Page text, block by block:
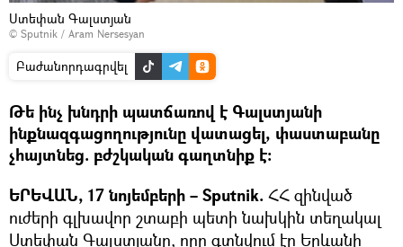
Ստեփան Գալստյան
© Sputnik / Aram Nersesyan
Բաժանորդագրվել
Թե ինչ խնդրի պատճառով է Գալստյանի
ինքնազգացողությունը վատացել, փաստաբանը
չհայտնեց. բժշկական գաղտնիք է։
ԵՐԵՎԱՆ, 17 նոյեմբերի – Sputnik. ՀՀ զինված
ուժերի գլխավոր շտաբի պետի նախկին տեղակալ
Ստեփան Գալստյանը, որը գտնվում էր Երևանի